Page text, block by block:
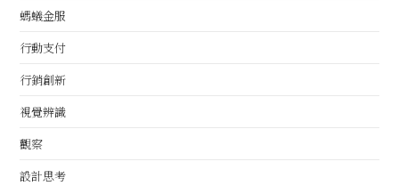
螞蟻金服
行動支付
行銷創新
視覺辨識
觀察
設計思考